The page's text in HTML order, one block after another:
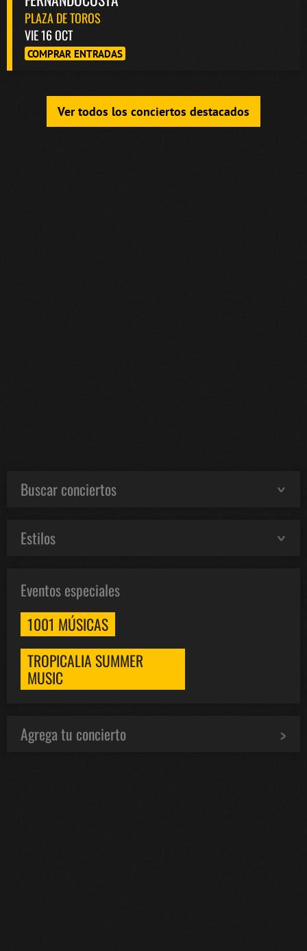
PLAZA DE TOROS
VIE 16 OCT
COMPRAR ENTRADAS
Ver todos los conciertos destacados
Buscar conciertos
Estilos
Eventos especiales
1001 MÚSICAS
TROPICALIA SUMMER
MUSIC
Agrega tu concierto